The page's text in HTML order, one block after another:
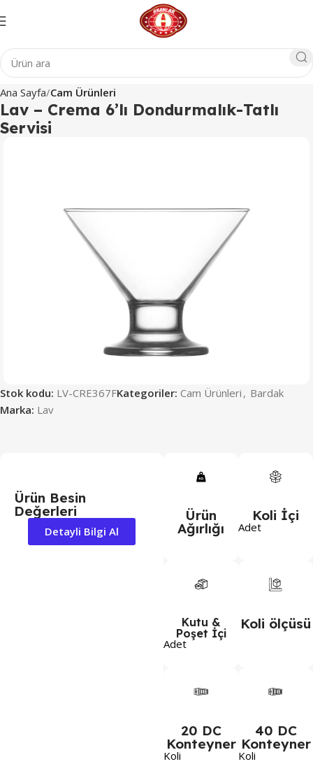
Ana Sayfa Cam Ürünleri
Lav – Crema 6’lı Dondurmalık-Tatlı
Servisi
Stok kodu: LV-CRE367FKategoriler: Cam Ürünleri , Bardak
Marka: Lav
Ürün Besin
Değerleri
Detayli Bilgi Al
Ürün
Ağırlığı
Koli İçi
Adet
Kutu &
Poşet İçi
Adet
Koli ölçüsü
20 DC
Konteyner
Koli
40 DC
Konteyner
Koli